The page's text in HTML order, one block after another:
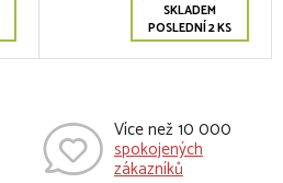
SKLADEM
POSLEDNÍ 2 KS
Více než 10 000
spokojených
zákazníků